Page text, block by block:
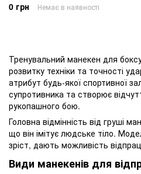
0 грн Немає в наявності
Тренувальний манекен для
розвитку техніки та точності
атрибут будь-якої спортивної
супротивника та створює
рукопашного бою.
Головна відмінність від груші
що він імітує людське тіло.
зріст, дають можливість
Види манекенів для